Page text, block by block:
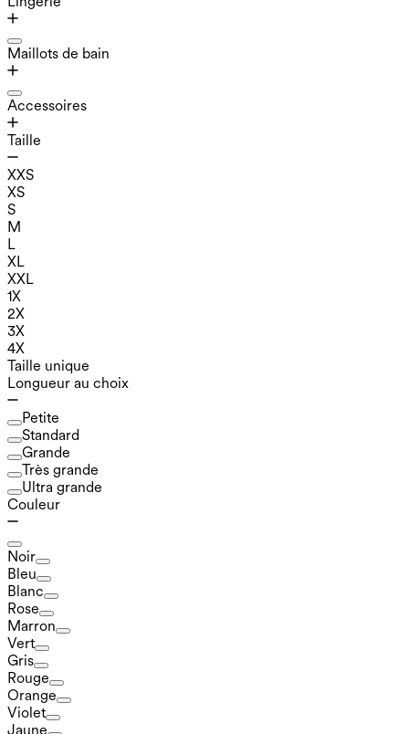
Maillots de bain
Accessoires
Taille
XXS
XS
S
M
L
XL
XXL
1X
2X
3X
4X
Taille unique
Longueur au choix
Petite
Standard
Grande
Très grande
Ultra grande
Couleur
Noir
Bleu
Blanc
Rose
Marron
Vert
Gris
Rouge
Orange
Violet
Jaune